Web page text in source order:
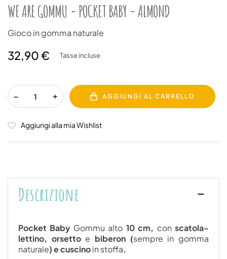
WE ARE GOMMU - POCKET BABY - ALMOND
Gioco in gomma naturale
32,90 € Tasse incluse
AGGIUNGI AL CARRELLO
Aggiungi alla mia Wishlist
Descrizione
Pocket Baby Gommu alto 10 cm, conscatola-
lettino, orsetto e biberon (sempre in gomma
naturale) e cuscinoin stoffa.